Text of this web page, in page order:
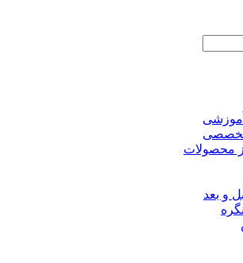
تخصصی
محصولات
و بعد